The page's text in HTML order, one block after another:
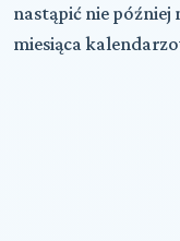
nastąpić nie później
miesiąca